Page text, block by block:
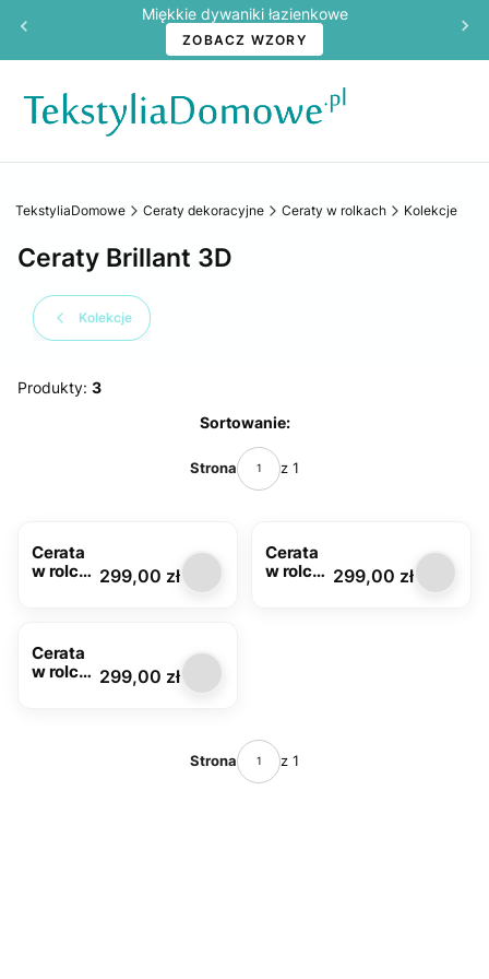
Miękkie dywaniki łazienkowe
ZOBACZ WZORY
TekstyliaDomowe Ceraty dekoracyjne Ceraty w rolkach Kolekcje
Ceraty Brillant 3D
Kolekcje
Produkty: 3
Sortowanie:
Strona z 1
Cerata
w rolce
Cena
299,00 zł
Cerata
w rolce
Cena
299,00 zł
Cerata
w rolce
Cena
299,00 zł
Strona z 1